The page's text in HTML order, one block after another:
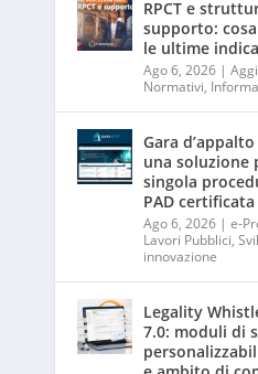
RPCT e
supporto:
le ultime
Ago 6, 2026 |
Normativi,
Gara
una soluzione
singola
PAD certificata
Ago 6, 2026 |e-
Lavori Pubblici,
innovazione
Legality
7.0: moduli di